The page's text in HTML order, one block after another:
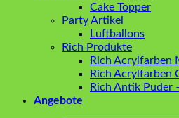
Cake Topper
Party Artikel
Luftballons
Rich Produkte
Rich Acrylfarben
Rich Acrylfarben
Rich Antik Puder
Angebote